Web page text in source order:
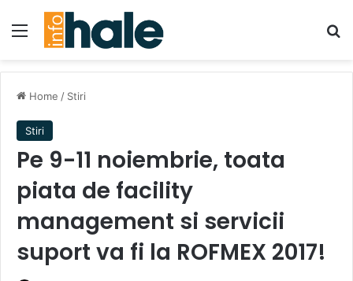
Menu
Home / Stiri
Stiri
Pe 9-11 noiembrie, toata
piata de facility
management si servicii
suport va fi la ROFMEX 2017!